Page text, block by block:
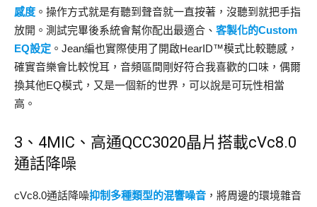
感度 。操作方式就是有聽到聲音就一直按著，沒聽到就把手指
放開。測試完畢後系統會幫你配出最適合、 客製化的Custom
EQ設定 。Jean編也實際使用了開啟HearID™模式比較聽感，
確實音樂會比較悅耳，音頻區間剛好符合我喜歡的口味，偶爾
換其他EQ模式，又是一個新的世界，可以說是可玩性相當
高。
3、4MIC、高通QCC3020晶片搭載cVc8.0
通話降噪
cVc8.0通話降噪抑制多種類型的混響噪音 ，將周邊的環境雜音